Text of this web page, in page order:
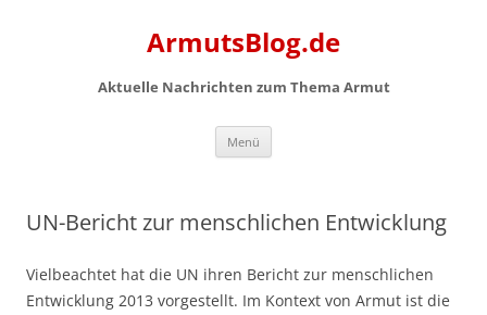
ArmutsBlog.de
Aktuelle Nachrichten zum Thema Armut
Menü
UN-Bericht zur menschlichen Entwicklung
Vielbeachtet hat die UN ihren Bericht zur menschlichen
Entwicklung 2013 vorgestellt. Im Kontext von Armut ist die